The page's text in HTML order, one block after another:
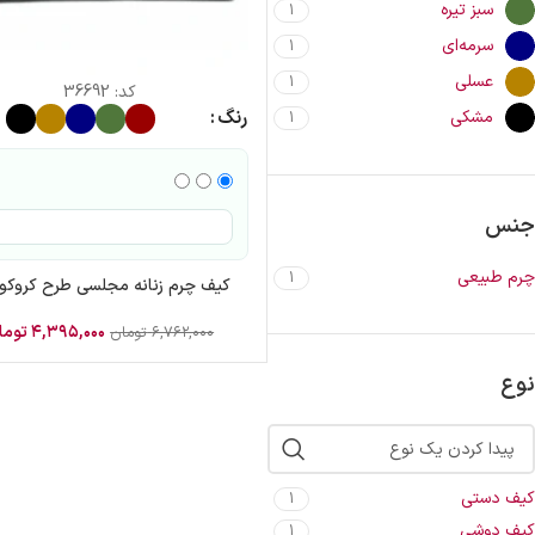
سبز تیره 1
سرمه‌ای 1
عسلی 1
مشکی 1
جنس
چرم طبیعی 1
نوع
کیف دستی 1
کد: 36692
رنگ
کیف چرم زنانه مجلسی طرح
۶,۷۶۲,۰۰۰ تومان ۴,۳۹۵,۰۰۰